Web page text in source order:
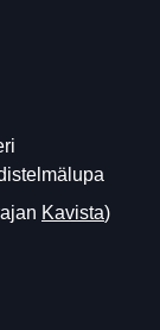
Kavista)